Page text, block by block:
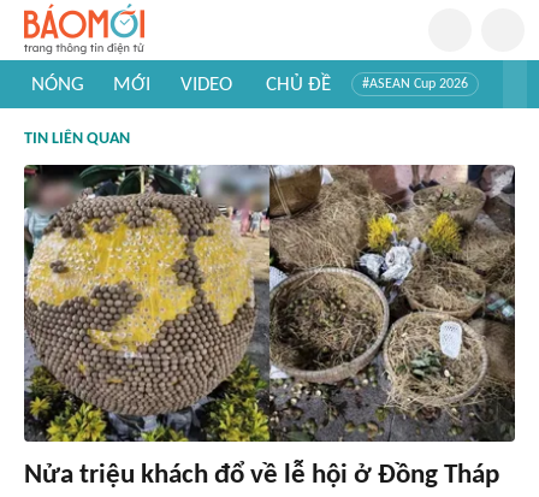
NÓNG MỚI VIDEO CHỦ ĐỀ #ASEAN Cup 2026
#Khám phá thế giới
TIN LIÊN QUAN
Nửa triệu khách đổ về lễ hội ở Đồng Tháp